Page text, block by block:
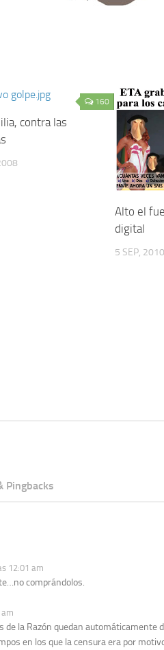
160
contra las
Alto el
digital
5 SEP, 2010
Pingbacks
12:01 am
comprándolos.
de la Razón quedan automáticamente
en los que la censura era por